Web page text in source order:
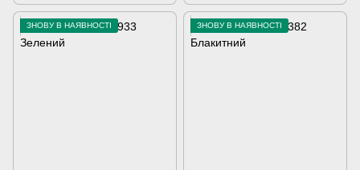
ЗНОВУ В НАЯВНОСТІ ЗНОВУ В НАЯВНОСТІ